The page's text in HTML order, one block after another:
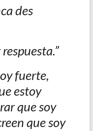
des
fuerte,
estoy
que soy
que soy